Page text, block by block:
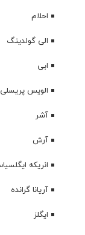
احلام
الی گولدینگ
ابی
الویس پریسلی
آشر
آرش
انریکه
آریانا گرانده
ایگلز